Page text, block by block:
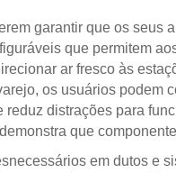
garantir que os seus
que permitem
ar fresco às
os usuários podem
reduz distrações para
que
em dutos e